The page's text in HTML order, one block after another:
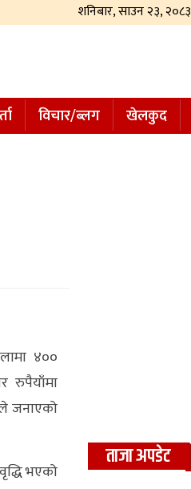
शनिबार,साउन२३,२०८३
विचार/ब्लग खेलकुद
४००
रुपैयाँमा
जनाएको
भएको
ताजा अपडेट